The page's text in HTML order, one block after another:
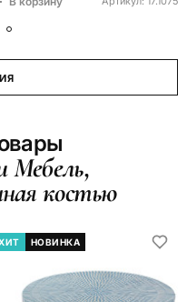
Мебель,
костью
НОВИНКА